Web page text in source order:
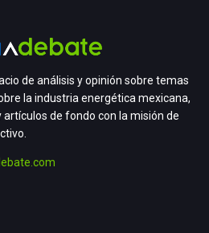
de análisis y opinión sobre temas
la industria energética mexicana,
de fondo con la misión de